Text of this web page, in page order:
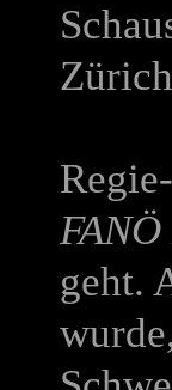
geht.